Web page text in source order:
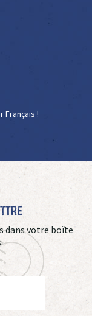
Français !
dans votre boîte